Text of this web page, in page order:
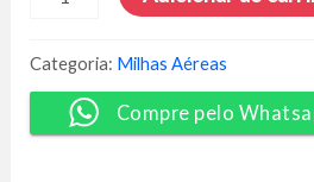
Aéreas
-
Lucas
Cardoso
Categoria: Milhas Aéreas
Compre pelo